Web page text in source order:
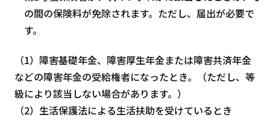
の間の保険料が免除されます。ただし、届出が必要で
す。
（1）障害基礎年金、障害厚生年金または障害共済年金
などの障害年金の受給権者になったとき。（ただし、等
級により該当しない場合があります。）
（2）生活保護法による生活扶助を受けているとき